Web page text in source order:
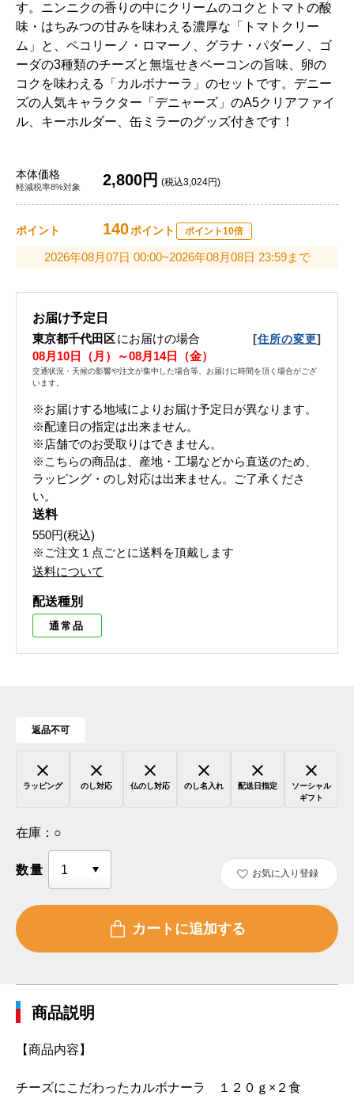
す。ニンニクの香りの中にクリームのコクとトマトの酸
味・はちみつの甘みを味わえる濃厚な「トマトクリー
ム」と、ペコリーノ・ロマーノ、グラナ・パダーノ、ゴ
ーダの3種類のチーズと無塩せきベーコンの旨味、卵の
コクを味わえる「カルボナーラ」のセットです。デニー
ズの人気キャラクター「デニャーズ」のA5クリアファイ
ル、キーホルダー、缶ミラーのグッズ付きです！
本体価格
軽減税率8%対象 2,800円 (税込3,024円)
ポイント 140ポイント ポイント10倍
2026年08月07日 00:00~2026年08月08日 23:59まで
お届け予定日
東京都千代田区にお届けの場合 [住所の変更]
08月10日（月）～08月14日（金）
交通状況・天候の影響や注文が集中した場合等、お届けに時間を頂く場合がござ
います。
※お届けする地域によりお届け予定日が異なります。
※配達日の指定は出来ません。
※店舗でのお受取りはできません。
※こちらの商品は、産地・工場などから直送のため、
ラッピング・のし対応は出来ません。ご了承くださ
い。
送料
550円(税込)
※ご注文１点ごとに送料を頂戴します
送料について
配送種別
通常品
返品不可
ラッピング のし対応 仏のし対応 のし名入れ 配送日指定
ソーシャル
ギフト
在庫： ○
数量 お気に入り登録
商品説明
【商品内容】
チーズにこだわったカルボナーラ １２０ｇ×２食